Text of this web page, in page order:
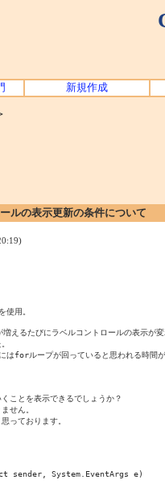
新規作成
ルの表示更新の条件について
用。
えるたびにラベルコントロールの表示が
はforループが回っていると思われる時間が
ことを表示できるでしょうか？
せん。
っております。
sender, System.EventArgs e)